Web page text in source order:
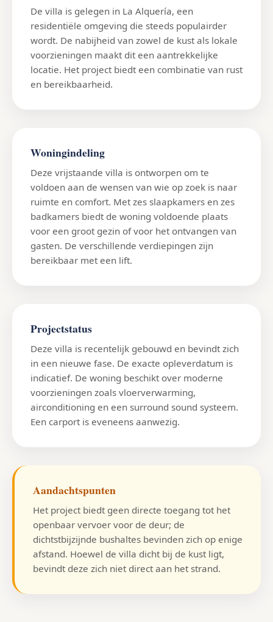
De villa is gelegen in La Alquería, een
residentiële omgeving die steeds populairder
wordt. De nabijheid van zowel de kust als lokale
voorzieningen maakt dit een aantrekkelijke
locatie. Het project biedt een combinatie van rust
en bereikbaarheid.
Woningindeling
Deze vrijstaande villa is ontworpen om te
voldoen aan de wensen van wie op zoek is naar
ruimte en comfort. Met zes slaapkamers en zes
badkamers biedt de woning voldoende plaats
voor een groot gezin of voor het ontvangen van
gasten. De verschillende verdiepingen zijn
bereikbaar met een lift.
Projectstatus
Deze villa is recentelijk gebouwd en bevindt zich
in een nieuwe fase. De exacte opleverdatum is
indicatief. De woning beschikt over moderne
voorzieningen zoals vloerverwarming,
airconditioning en een surround sound systeem.
Een carport is eveneens aanwezig.
Aandachtspunten
Het project biedt geen directe toegang tot het
openbaar vervoer voor de deur; de
dichtstbijzijnde bushaltes bevinden zich op enige
afstand. Hoewel de villa dicht bij de kust ligt,
bevindt deze zich niet direct aan het strand.